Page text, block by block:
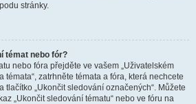
stránky.
témat nebo fór?
nebo fóra přejděte ve vašem „Uživatelském
témata“, zatrhněte témata a fóra, která nechcete
tlačítko „Ukončit sledování označených“. Můžete
„Ukončit sledování tématu“ nebo ve fóru na